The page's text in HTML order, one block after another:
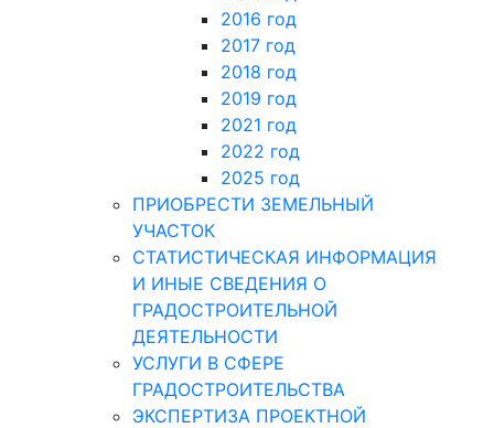
2016 год
2017 год
2018 год
2019 год
2021 год
2022 год
2025 год
ПРИОБРЕСТИ ЗЕМЕЛЬНЫЙ
УЧАСТОК
СТАТИСТИЧЕСКАЯ ИНФОРМАЦИЯ
И ИНЫЕ СВЕДЕНИЯ О
ГРАДОСТРОИТЕЛЬНОЙ
ДЕЯТЕЛЬНОСТИ
УСЛУГИ В СФЕРЕ
ГРАДОСТРОИТЕЛЬСТВА
ЭКСПЕРТИЗА ПРОЕКТНОЙ